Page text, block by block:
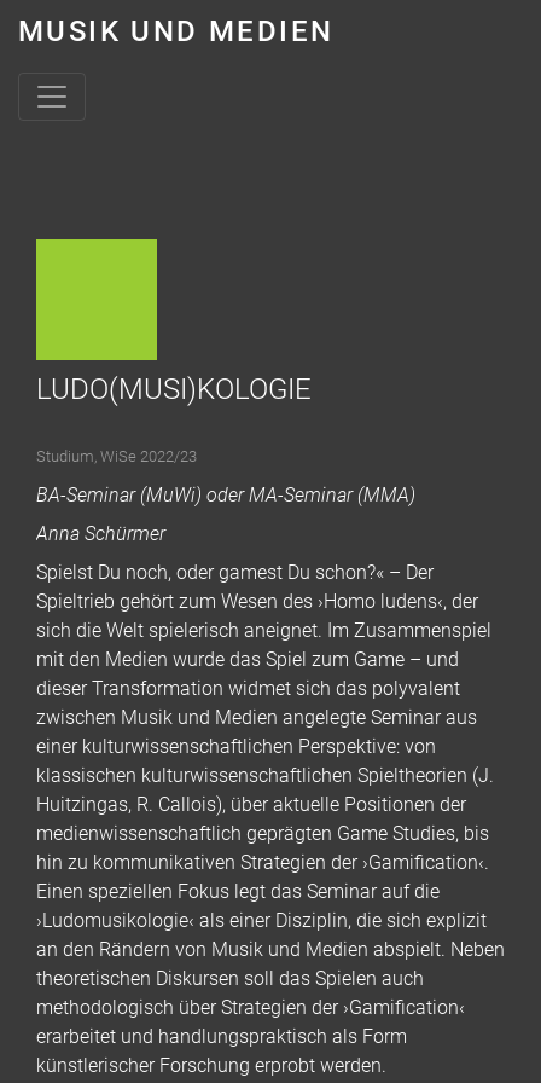
MUSIK UND MEDIEN
LUDO(MUSI)KOLOGIE
Studium, WiSe 2022/23
BA-Seminar (MuWi) oder MA-Seminar (MMA)
Anna Schürmer
Spielst Du noch, oder gamest Du schon?« – Der
Spieltrieb gehört zum Wesen des ›Homo ludens‹, der
sich die Welt spielerisch aneignet. Im Zusammenspiel
mit den Medien wurde das Spiel zum Game – und
dieser Transformation widmet sich das polyvalent
zwischen Musik und Medien angelegte Seminar aus
einer kulturwissenschaftlichen Perspektive: von
klassischen kulturwissenschaftlichen Spieltheorien (J.
Huitzingas, R. Callois), über aktuelle Positionen der
medienwissenschaftlich geprägten Game Studies, bis
hin zu kommunikativen Strategien der ›Gamification‹.
Einen speziellen Fokus legt das Seminar auf die
›Ludomusikologie‹ als einer Disziplin, die sich explizit
an den Rändern von Musik und Medien abspielt. Neben
theoretischen Diskursen soll das Spielen auch
methodologisch über Strategien der ›Gamification‹
erarbeitet und handlungspraktisch als Form
künstlerischer Forschung erprobt werden.